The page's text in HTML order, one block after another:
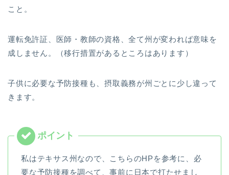
こと。
運転免許証、医師・教師の資格、全て州が変われば意味を
成しません。（移行措置があるところはあります）
子供に必要な予防接種も、摂取義務が州ごとに少し違って
きます。
私はテキサス州なので、こちらのHPを参考に、必
要な予防接種を調べて、事前に日本で打たせまし